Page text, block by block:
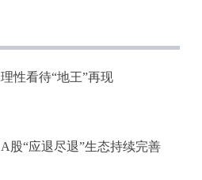
理性看待“地王”再现
A股“应退尽退”生态持续完善